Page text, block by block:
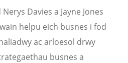
Davies a Jayne Jones
helpu eich busnes i fod
ac arloesol drwy
busnes a